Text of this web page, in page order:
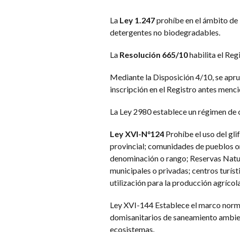
La Ley 1.247prohíbe en el ámbito
detergentes no biodegradables.
La Resolución 665/10habilita el
Mediante la Disposición 4/10, se
inscripción en el Registro antes
La Ley 2980 establece un régimen
Ley XVI-N°124 Prohíbe el uso del
provincial; comunidades de pueblos
denominación o rango; Reservas
municipales o privadas; centros
utilización para la producción
Ley XVI-144 Establece el marco
domisanitarios de saneamiento
ecosistemas.